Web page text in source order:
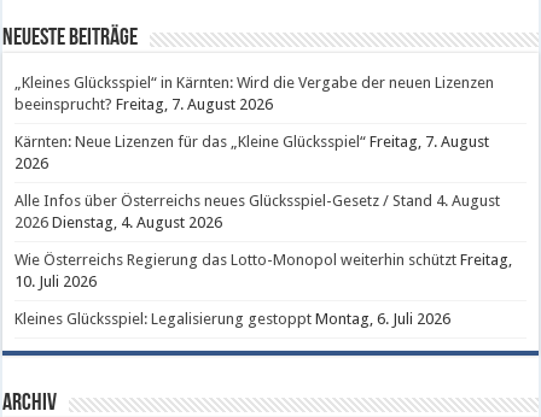
Neueste Beiträge
„Kleines Glücksspiel“ in Kärnten: Wird die Vergabe der neuen Lizenzen
beeinsprucht? Freitag, 7. August 2026
Kärnten: Neue Lizenzen für das „Kleine Glücksspiel“ Freitag, 7. August
2026
Alle Infos über Österreichs neues Glücksspiel-Gesetz / Stand 4. August
2026 Dienstag, 4. August 2026
Wie Österreichs Regierung das Lotto-Monopol weiterhin schützt Freitag,
10. Juli 2026
Kleines Glücksspiel: Legalisierung gestoppt Montag, 6. Juli 2026
Archiv